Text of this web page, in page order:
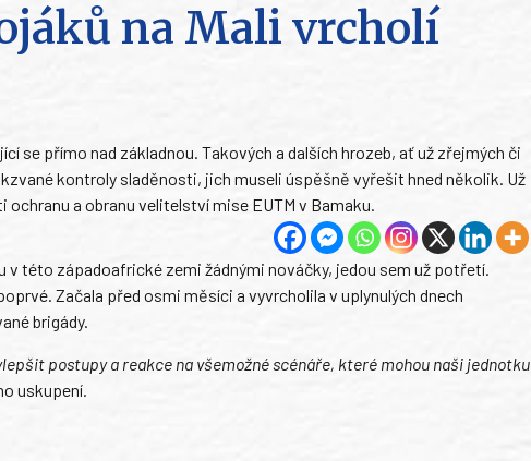
na Mali vrcholí
se přímo nad základnou. Takových a dalších hrozeb, ať už zřejmých či
kontroly sladěnosti, jich museli úspěšně vyřešit hned několik. Už
a obranu velitelství mise EUTM v Bamaku.
v této západoafrické zemi žádnými nováčky, jedou sem už potřetí.
Začala před osmi měsíci a vyvrcholila v uplynulých dnech
brigády.
postupy a reakce na všemožné scénáře, které mohou naši jednotku
uskupení.